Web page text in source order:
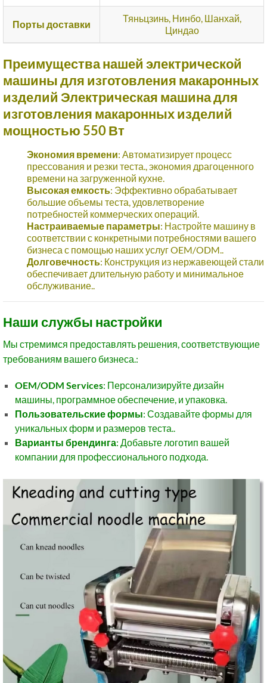
Порты доставки
Тяньцзинь, Нинбо, Шанхай,
Циндао
Преимущества нашей электрической
машины для изготовления макаронных
изделий Электрическая машина для
изготовления макаронных изделий
мощностью 550 Вт
Экономия времени: Автоматизирует процесс
прессования и резки теста., экономия драгоценного
времени на загруженной кухне.
Высокая емкость: Эффективно обрабатывает
большие объемы теста, удовлетворение
потребностей коммерческих операций.
Настраиваемые параметры: Настройте машину в
соответствии с конкретными потребностями вашего
бизнеса с помощью наших услуг OEM/ODM..
Долговечность: Конструкция из нержавеющей стали
обеспечивает длительную работу и минимальное
обслуживание..
Наши службы настройки
Мы стремимся предоставлять решения, соответствующие
требованиям вашего бизнеса.:
OEM/ODM Services: Персонализируйте дизайн
машины, программное обеспечение, и упаковка.
Пользовательские формы: Создавайте формы для
уникальных форм и размеров теста..
Варианты брендинга: Добавьте логотип вашей
компании для профессионального подхода.